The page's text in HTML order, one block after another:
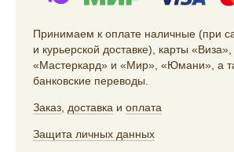
Принимаем к оплате наличные (при
и курьерской доставке), карты «Виза»,
«Мастеркард» и «Мир», «Юмани», а
банковские переводы.
Заказ, доставка и оплата
Защита личных данных